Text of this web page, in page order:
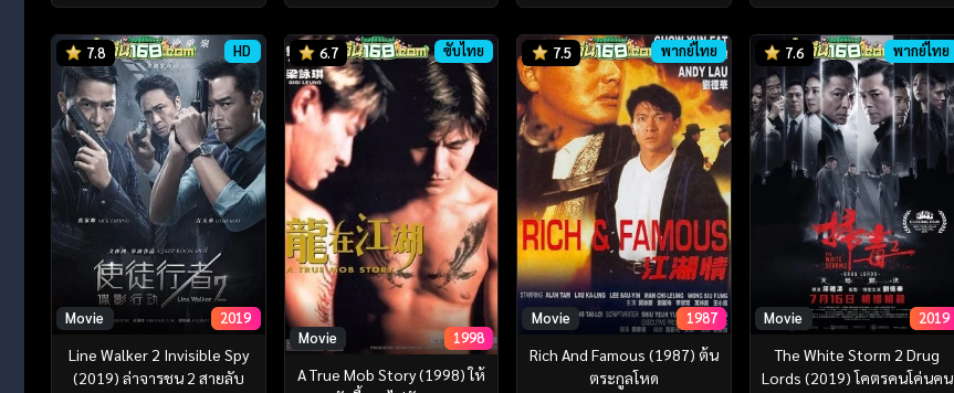
7.8 HD
Movie 2019
Line Walker 2 Invisible Spy
(2019) ล่าจารชน 2 สายลับ
6.7 ซับไทย
Movie 1998
A True Mob Story (1998) ให้
7.5 พากย์ไทย
Movie 1987
Rich And Famous (1987) ต้น
ตระกูลโหด
7.6 พากย์ไทย
Movie 2019
The White Storm 2 Drug
Lords (2019) โคตรคนโค่นคน